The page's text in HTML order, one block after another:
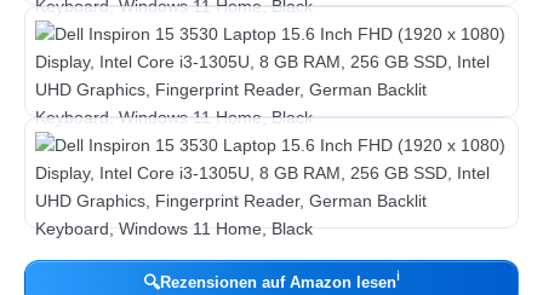
🔍Rezensionen auf Amazon lesenℹ︎